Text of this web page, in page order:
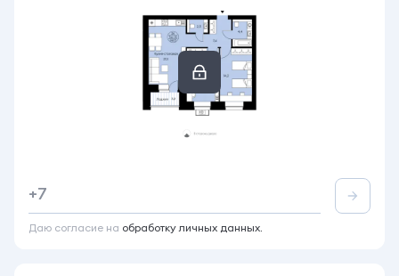
2-комнатная
Лоджия
+7
Даю согласие на обработку личных данных.